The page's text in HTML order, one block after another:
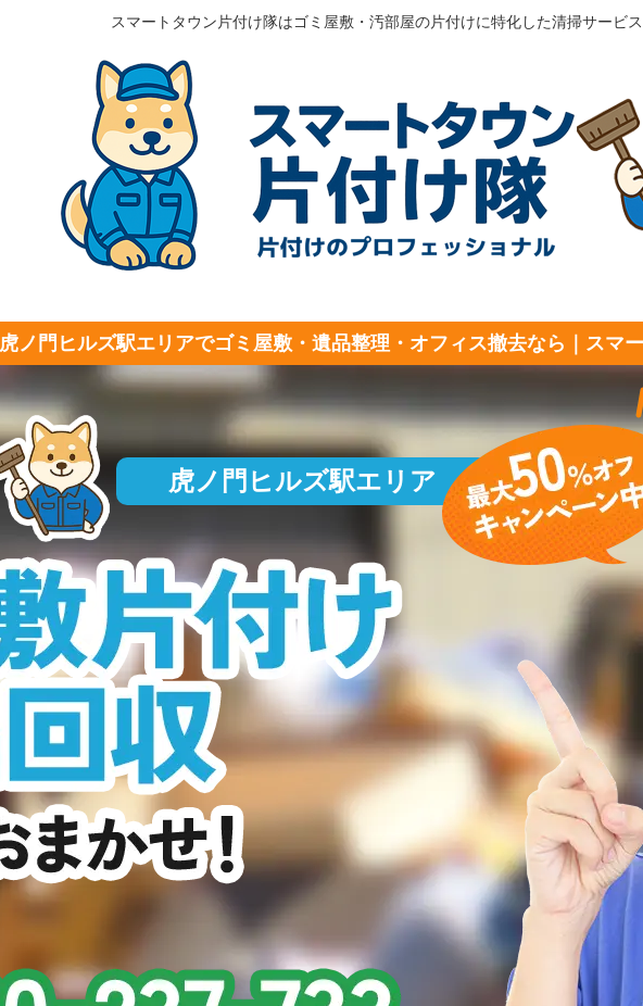
スマートタウン片付け隊はゴミ屋敷・汚部屋の片付けに特化した清掃サービ
虎ノ門ヒルズ駅エリアでゴミ屋敷・遺品整理・オフィス撤去なら｜スマ
虎ノ門ヒルズ駅エリア